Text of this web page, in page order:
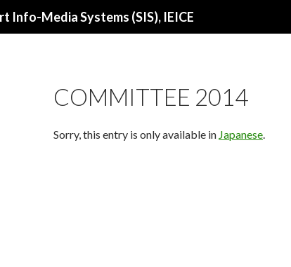
Info-Media Systems (SIS), IEICE
COMMITTEE 2014
Sorry, this entry is only available in Japanese.